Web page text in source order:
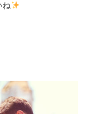
ね